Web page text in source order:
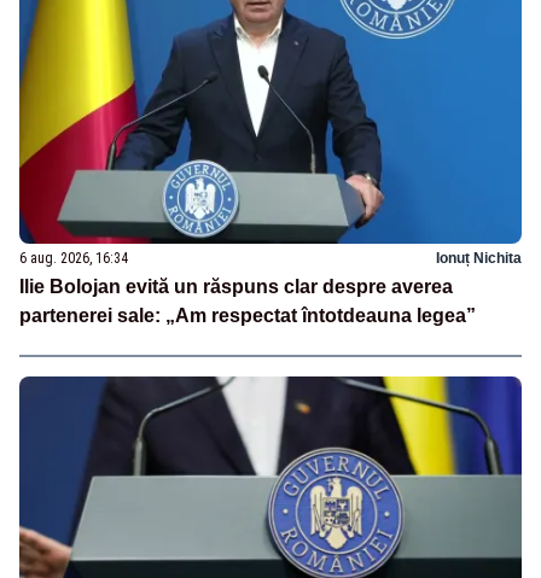
6 aug. 2026, 16:34 Ionuț Nichita
Ilie Bolojan evită un răspuns clar despre averea
partenerei sale: „Am respectat întotdeauna legea”